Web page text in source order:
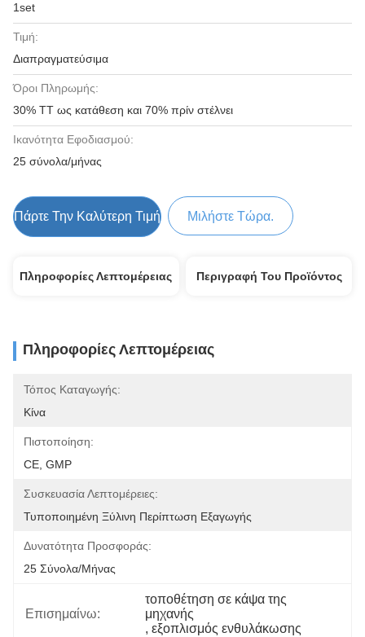
1set
Τιμή:
Διαπραγματεύσιμα
Όροι Πληρωμής:
30% TT ως κατάθεση και 70% πρίν στέλνει
Ικανότητα Εφοδιασμού:
25 σύνολα/μήνας
Πάρτε Την Καλύτερη Τιμή Μιλήστε Τώρα.
Πληροφορίες Λεπτομέρειας Περιγραφή Του Προϊόντος
Πληροφορίες Λεπτομέρειας
Τόπος Καταγωγής:
Κίνα
Πιστοποίηση:
CE, GMP
Συσκευασία Λεπτομέρειες:
Τυποποιημένη Ξύλινη Περίπτωση Εξαγωγής
Δυνατότητα Προσφοράς:
25 Σύνολα/μήνας
Επισημαίνω:
τοποθέτηση σε κάψα της
μηχανής
, εξοπλισμός ενθυλάκωσης